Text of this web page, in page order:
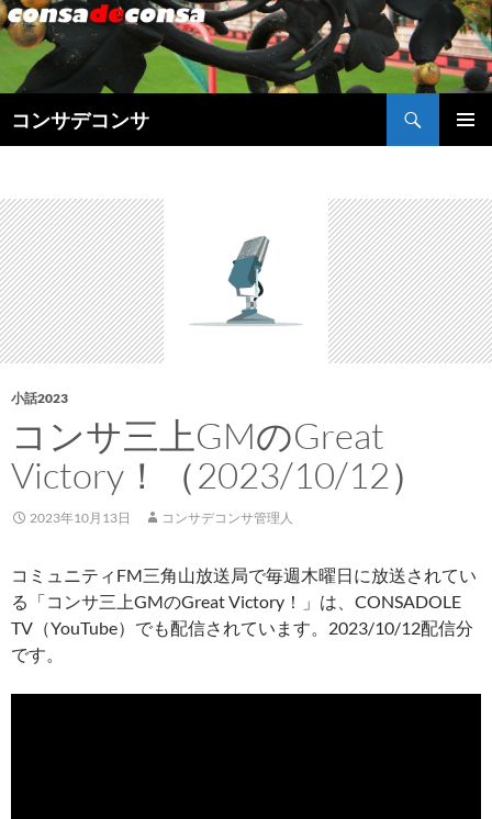
コンサデコンサ
索
ン
ツ
へ
ス
キ
ッ
プ
小話2023
コンサ三上GMのGreat
Victory！（2023/10/12）
2023年10月13日 コンサデコンサ管理人
コミュニティFM三角山放送局で毎週木曜日に放送されてい
る「コンサ三上GMのGreat Victory！」は、CONSADOLE
TV（YouTube）でも配信されています。2023/10/12配信分
です。